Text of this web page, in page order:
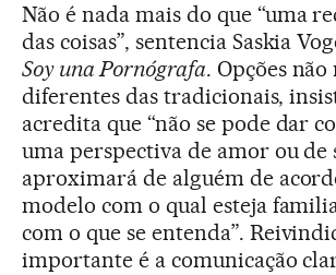
Não é nada mais do que “uma
das coisas”, sentencia Saskia
Soy una Pornógrafa. Opções
diferentes das tradicionais,
acredita que “não se pode dar
uma perspectiva de amor ou de
aproximará de alguém de
modelo com o qual esteja
com o que se entenda”.
importante é a comunicação